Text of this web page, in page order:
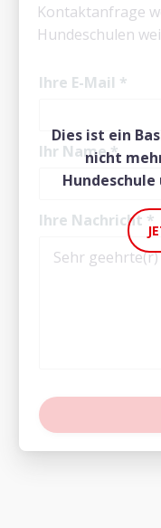
Dies ist ein
nicht
Kontaktanfrage
Hundeschulen
Ihre E-Mail *
Ihr Name*
Ihre Nachricht *